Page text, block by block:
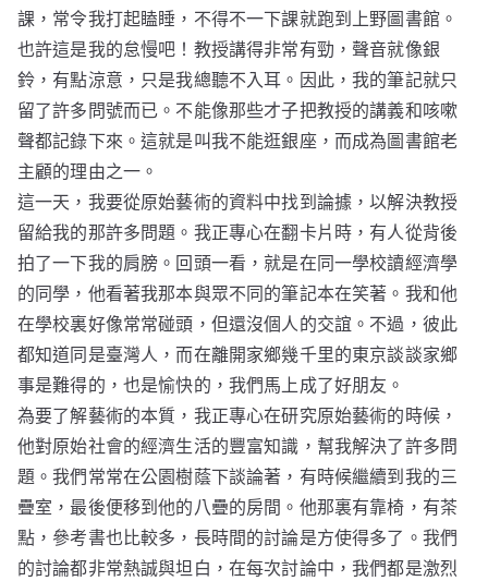
課，常令我打起瞌睡，不得不一下課就跑到上野圖書館。
也許這是我的怠慢吧！教授講得非常有勁，聲音就像銀
鈴，有點涼意，只是我總聽不入耳。因此，我的筆記就只
留了許多問號而已。不能像那些才子把教授的講義和咳嗽
聲都記錄下來。這就是叫我不能逛銀座，而成為圖書館老
主顧的理由之一。
這一天，我要從原始藝術的資料中找到論據，以解決教授
留給我的那許多問題。我正專心在翻卡片時，有人從背後
拍了一下我的肩膀。回頭一看，就是在同一學校讀經濟學
的同學，他看著我那本與眾不同的筆記本在笑著。我和他
在學校裏好像常常碰頭，但還沒個人的交誼。不過，彼此
都知道同是臺灣人，而在離開家鄉幾千里的東京談談家鄉
事是難得的，也是愉快的，我們馬上成了好朋友。
為要了解藝術的本質，我正專心在研究原始藝術的時候，
他對原始社會的經濟生活的豐富知識，幫我解決了許多問
題。我們常常在公園樹蔭下談論著，有時候繼續到我的三
疊室，最後便移到他的八疊的房間。他那裏有靠椅，有茶
點，參考書也比較多，長時間的討論是方使得多了。我們
的討論都非常熱誠與坦白，在每次討論中，我們都是激烈